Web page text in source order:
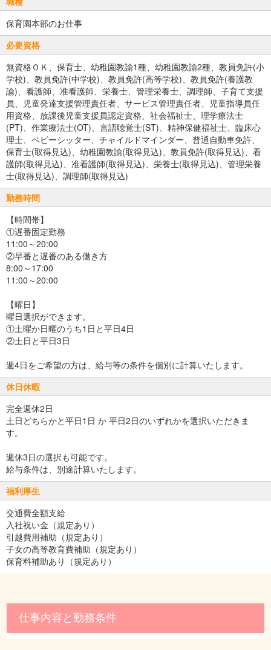
保育園本部のお仕事
必要資格
無資格ＯＫ、保育士、幼稚園教諭1種、幼稚園教諭2種、教員免許(小
学校)、教員免許(中学校)、教員免許(高等学校)、教員免許(養護教
諭)、看護師、准看護師、栄養士、管理栄養士、調理師、子育て支援
員、児童発達支援管理責任者、サービス管理責任者、児童指導員任
用資格、放課後児童支援員認定資格、社会福祉士、理学療法士
(PT)、作業療法士(OT)、言語聴覚士(ST)、精神保健福祉士、臨床心
理士、ベビーシッター、チャイルドマインダー、普通自動車免許、
保育士(取得見込)、幼稚園教諭(取得見込)、教員免許(取得見込)、看
護師(取得見込)、准看護師(取得見込)、栄養士(取得見込)、管理栄養
士(取得見込)、調理師(取得見込)
勤務時間
【時間帯】
①遅番固定勤務
11:00～20:00
②早番と遅番のある働き方
8:00～17:00
11:00～20:00
【曜日】
曜日選択ができます。
①土曜か日曜のうち1日と平日4日
②土日と平日3日
週4日をご希望の方は、給与等の条件を個別に計算いたします。
休日休暇
完全週休2日
土日どちらかと平日1日 か 平日2日のいずれかを選択いただきま
す。
週休3日の選択も可能です。
給与条件は、別途計算いたします。
福利厚生
交通費全額支給
入社祝い金（規定あり）
引越費用補助（規定あり）
子女の高等教育費補助（規定あり）
保育料補助あり（規定あり）
仕事内容と勤務条件